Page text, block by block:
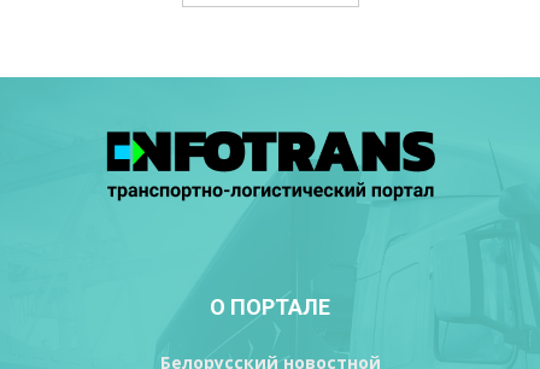
О ПОРТАЛЕ
Белорусский новостной